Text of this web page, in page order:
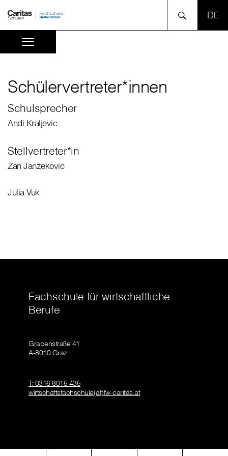
Schülervertreter*innen
Schulsprecher
Andi Kraljevic
Stellvertreter*in
Zan Janzekovic
Julia Vuk
Fachschule für wirtschaftliche
Berufe
Grabenstraße 41
A-8010 Graz
T: 0316 8015 435
wirtschaftsfachschule(at)fw-caritas.at